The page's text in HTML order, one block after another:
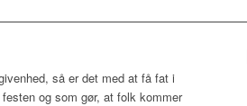
så er det med at få fat i
og som gør, at folk kommer